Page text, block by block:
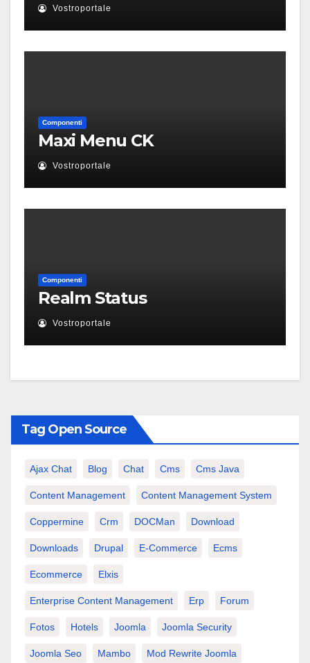
Vostroportale
Componenti
Maxi Menu CK
Vostroportale
Componenti
Realm Status
Vostroportale
Tag Open Source
Ajax Chat Blog Chat Cms Cms Java
Content Management Content Management System
Coppermine Crm DOCMan Download
Downloads Drupal E-Commerce Ecms
Ecommerce Elxis
Enterprise Content Management Erp Forum
Fotos Hotels Joomla Joomla Security
Joomla Seo Mambo Mod Rewrite Joomla